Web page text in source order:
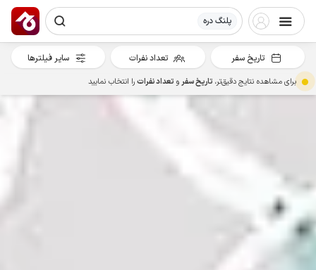
پلنگ دره
تاریخ سفر تعداد نفرات سایر فیلترها
برای مشاهده نتایج دقیق‌تر، تاریخ سفرو تعداد نفراترا انتخاب نمایید